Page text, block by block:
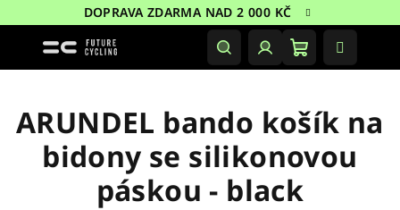
na
DOPRAVA ZDARMA NAD 2 000 KČ
HledatPřihlášeníNákupní
ARUNDEL bando košík na
bidony se silikonovou
páskou - black